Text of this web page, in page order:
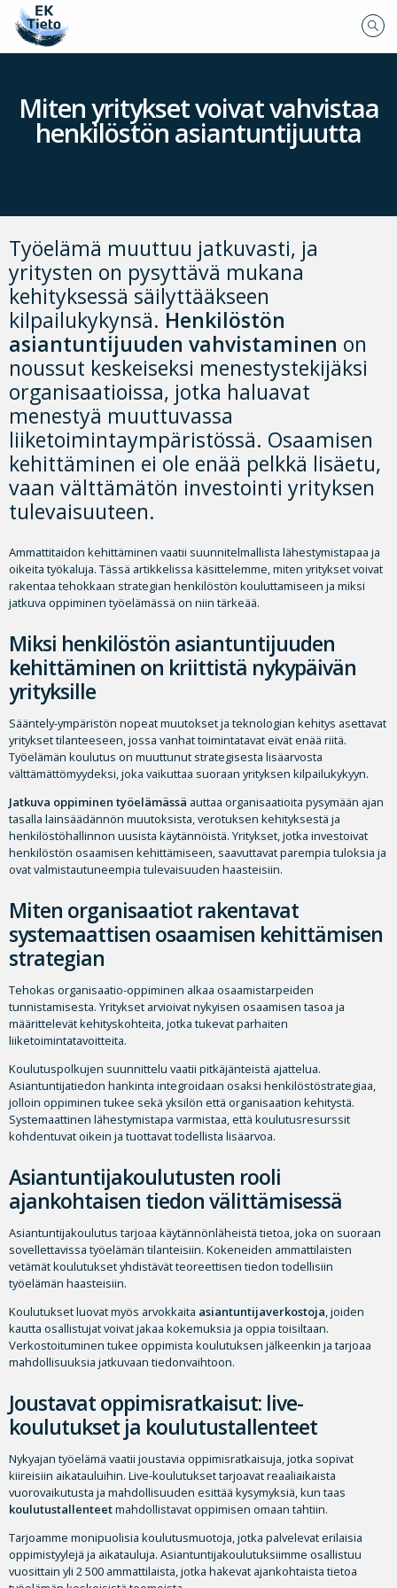
Miten yritykset voivat vahvistaa
henkilöstön asiantuntijuutta
Työelämä muuttuu jatkuvasti, ja
yritysten on pysyttävä mukana
kehityksessä säilyttääkseen
kilpailukykynsä. Henkilöstön
asiantuntijuuden vahvistaminen on
noussut keskeiseksi menestystekijäksi
organisaatioissa, jotka haluavat
menestyä muuttuvassa
liiketoimintaympäristössä. Osaamisen
kehittäminen ei ole enää pelkkä lisäetu,
vaan välttämätön investointi yrityksen
tulevaisuuteen.
Ammattitaidon kehittäminen vaatii suunnitelmallista lähestymistapaa ja
oikeita työkaluja. Tässä artikkelissa käsittelemme, miten yritykset voivat
rakentaa tehokkaan strategian henkilöstön kouluttamiseen ja miksi
jatkuva oppiminen työelämässä on niin tärkeää.
Miksi henkilöstön asiantuntijuuden
kehittäminen on kriittistä nykypäivän
yrityksille
Sääntely-ympäristön nopeat muutokset ja teknologian kehitys asettavat
yritykset tilanteeseen, jossa vanhat toimintatavat eivät enää riitä.
Työelämän koulutus on muuttunut strategisesta lisäarvosta
välttämättömyydeksi, joka vaikuttaa suoraan yrityksen kilpailukykyyn.
Jatkuva oppiminen työelämässä auttaa organisaatioita pysymään ajan
tasalla lainsäädännön muutoksista, verotuksen kehityksestä ja
henkilöstöhallinnon uusista käytännöistä. Yritykset, jotka investoivat
henkilöstön osaamisen kehittämiseen, saavuttavat parempia tuloksia ja
ovat valmistautuneempia tulevaisuuden haasteisiin.
Miten organisaatiot rakentavat
systemaattisen osaamisen kehittämisen
strategian
Tehokas organisaatio-oppiminen alkaa osaamistarpeiden
tunnistamisesta. Yritykset arvioivat nykyisen osaamisen tasoa ja
määrittelevät kehityskohteita, jotka tukevat parhaiten
liiketoimintatavoitteita.
Koulutuspolkujen suunnittelu vaatii pitkäjänteistä ajattelua.
Asiantuntijatiedon hankinta integroidaan osaksi henkilöstöstrategiaa,
jolloin oppiminen tukee sekä yksilön että organisaation kehitystä.
Systemaattinen lähestymistapa varmistaa, että koulutusresurssit
kohdentuvat oikein ja tuottavat todellista lisäarvoa.
Asiantuntijakoulutusten rooli
ajankohtaisen tiedon välittämisessä
Asiantuntijakoulutus tarjoaa käytännönläheistä tietoa, joka on suoraan
sovellettavissa työelämän tilanteisiin. Kokeneiden ammattilaisten
vetämät koulutukset yhdistävät teoreettisen tiedon todellisiin
työelämän haasteisiin.
Koulutukset luovat myös arvokkaita asiantuntijaverkostoja, joiden
kautta osallistujat voivat jakaa kokemuksia ja oppia toisiltaan.
Verkostoituminen tukee oppimista koulutuksen jälkeenkin ja tarjoaa
mahdollisuuksia jatkuvaan tiedonvaihtoon.
Joustavat oppimisratkaisut: live-
koulutukset ja koulutustallenteet
Nykyajan työelämä vaatii joustavia oppimisratkaisuja, jotka sopivat
kiireisiin aikatauluihin. Live-koulutukset tarjoavat reaaliaikaista
vuorovaikutusta ja mahdollisuuden esittää kysymyksiä, kun taas
koulutustallenteetmahdollistavat oppimisen omaan tahtiin.
Tarjoamme monipuolisia koulutusmuotoja, jotka palvelevat erilaisia
oppimistyylejä ja aikatauluja. Asiantuntijakoulutuksiimme osallistuu
vuosittain yli 2 500 ammattilaista, jotka hakevat ajankohtaista tietoa